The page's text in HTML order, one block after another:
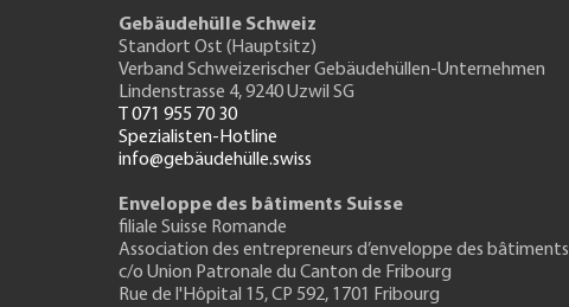
Gebäudehülle Schweiz
Standort Ost (Hauptsitz)
Verband Schweizerischer Gebäudehüllen-Unternehmen
Lindenstrasse 4, 9240 Uzwil SG
T 071 955 70 30
Spezialisten-Hotline
info@gebäudehülle.swiss
Enveloppe des bâtiments Suisse
filiale Suisse Romande
Association des entrepreneurs d’enveloppe des bâtiments
c/o Union Patronale du Canton de Fribourg
Rue de l'Hôpital 15, CP 592, 1701 Fribourg